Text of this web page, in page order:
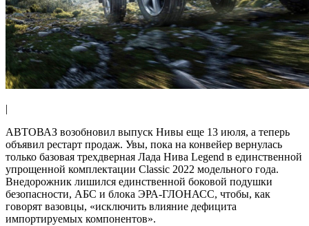
|
АВТОВАЗ возобновил выпуск Нивы еще 13 июля, а теперь
объявил рестарт продаж. Увы, пока на конвейер вернулась
только базовая трехдверная Лада Нива Legend в единственной
упрощенной комплектации Classic 2022 модельного года.
Внедорожник лишился единственной боковой подушки
безопасности, АБС и блока ЭРА-ГЛОНАСС, чтобы, как
говорят вазовцы, «исключить влияние дефицита
импортируемых компонентов».